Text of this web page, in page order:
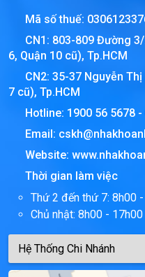
Mã số thuế:
CN1: 803-809 Đường
6, Quận 10 cũ), Tp.HCM
CN2: 35-37 Nguyễn
7 cũ), Tp.HCM
Hotline: 1900 56 5678 -
Email:
Website:
Thời gian làm việc
Thứ 2 đến thứ 7: 8h00
Chủ nhật: 8h00 - 17h00